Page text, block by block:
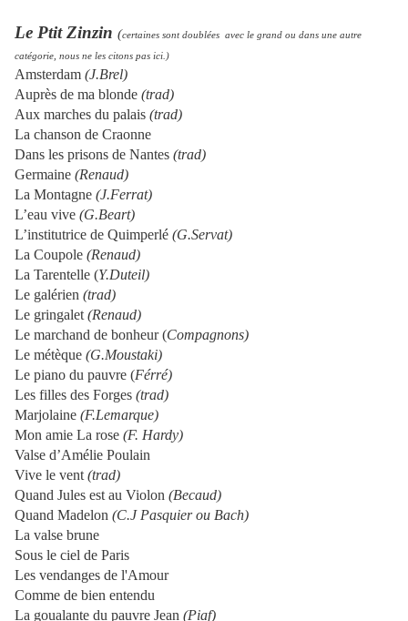
Le Ptit Zinzin (certaines sont doublées avec le grand ou dans une autre
catégorie, nous ne les citons pas ici.)
Amsterdam (J.Brel)
Auprès de ma blonde (trad)
Aux marches du palais (trad)
La chanson de Craonne
Dans les prisons de Nantes (trad)
Germaine (Renaud)
La Montagne (J.Ferrat)
L’eau vive (G.Beart)
L’institutrice de Quimperlé (G.Servat)
La Coupole (Renaud)
La Tarentelle (Y.Duteil)
Le galérien (trad)
Le gringalet (Renaud)
Le marchand de bonheur (Compagnons)
Le métèque (G.Moustaki)
Le piano du pauvre (Férré)
Les filles des Forges (trad)
Marjolaine (F.Lemarque)
Mon amie La rose (F. Hardy)
Valse d’Amélie Poulain
Vive le vent (trad)
Quand Jules est au Violon (Becaud)
Quand Madelon (C.J Pasquier ou Bach)
La valse brune
Sous le ciel de Paris
Les vendanges de l'Amour
Comme de bien entendu
La goualante du pauvre Jean (Piaf)